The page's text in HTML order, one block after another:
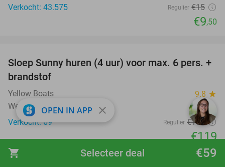
shopping_cart €59
Selecteer deal
Verkocht: 43.575
Regulier €15
€9,50
21%
Sloep Sunny huren (4 uur) voor max. 6 pers. +
brandstof
Yellow Boats 9.8 star
Wessem
Verkocht: 69
Regulier €150
€119
OPEN IN APP close